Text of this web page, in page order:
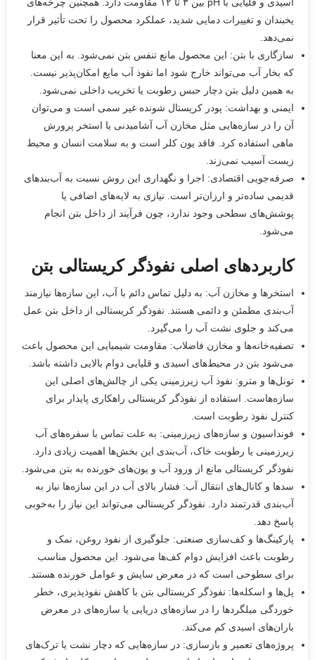
یخبندان و تغییرات دمایی شدید، عملکرد محصول را تحت تأثیر قرار
نمی‌دهد.
سازگاری با بتن: این محصول مانع تنفس بتن نمی‌شود. به این معنا
که بخار آب می‌تواند خارج شود اما نفوذ آب مایع امکان‌پذیر نیست.
به همین دلیل بتن دچار حبس رطوبت یا تخریب داخلی نمی‌شود.
ایمنی و بهداشت: پودر کریستال شونده غیر سمی است و می‌توان
آن را در سازه‌هایی مثل مخازن آب آشامیدنی یا استخر پرورش
ماهی استفاده کرد. فاقد یون کلر است و به سلامت انسان و محیط
زیست آسیب نمی‌زند.
صرفه‌جویی اقتصادی: اجرا و نگهداری این روش نسبت به آب‌بندهای
قدیمی ساده‌تر و ارزان‌تر است. نیازی به لایه‌های اضافی یا
پوشش‌های سطحی وجود ندارد، چون فرآیند از داخل بتن انجام
می‌شود.
کاربردهای اصلی نفوذگر کریستالی بتن
استخرها و مخازن آب: به دلیل تماس دائم با آب، این سازه‌ها نیازمند
آب‌بندی مطمئن و دائمی هستند. نفوذگر کریستالی از داخل بتن عمل
می‌کند و جلوی نشت آب را می‌گیرد.
تصفیه‌خانه‌ها و مخازن فاضلاب: مقاومت شیمیایی این محصول باعث
می‌شود بتن در محیط‌های اسیدی و قلیایی دوام بالایی داشته باشد.
تونل‌ها و مترو: نفوذ آب زیرزمینی یکی از چالش‌های اصلی این
سازه‌هاست. استفاده از نفوذگر کریستالی راهکاری پایدار برای
کنترل نفوذ رطوبت است.
فونداسیون و سازه‌های زیرزمینی: به علت تماس با سفره‌های آب
زیرزمینی یا رطوبت خاک، آب‌بندی این بخش‌ها اهمیت زیادی دارد.
نفوذگر کریستالی مانع از ورود آب و یون‌های خورنده به بتن می‌شود.
سدها و کانال‌های انتقال آب: فشار بالای آب در این سازه‌ها نیاز به
آب‌بندی قدرتمند دارد. نفوذگر کریستالی می‌تواند این نیاز را به‌خوبی
پاسخ دهد.
پارکینگ‌ها و کف‌سازی صنعتی: جلوگیری از نفوذ روغن، نمک و
رطوبت باعث افزایش دوام کف‌ها می‌شود. این محصول مناسب
برای سطوحی است که در معرض سایش و عوامل خورنده هستند.
پل‌ها و اسکله‌ها: نفوذگر کریستالی بتن با کاهش نفوذپذیری، خطر
خوردگی میلگردها را در سازه‌های دریایی یا سازه‌های در معرض
باران‌های اسیدی کم می‌کند.
پروژه‌های تعمیر و بازسازی: در سازه‌هایی که دچار نشت یا ترک‌های